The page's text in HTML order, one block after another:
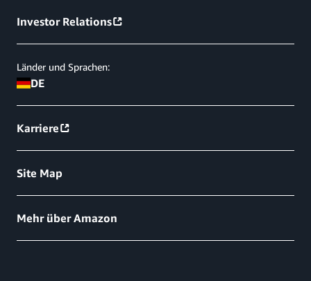
Investor Relations
Länder und Sprachen:
DE
Karriere
Site Map
Mehr über Amazon